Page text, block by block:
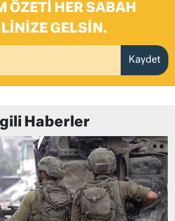
ÖZETI HER SABAH
GELSIN.
Kaydet
Haberler